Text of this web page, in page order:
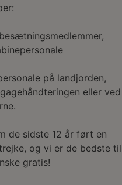
på landjorden,
eller ved
de sidste 12 år ført en
og vi er de bedste til
gratis!